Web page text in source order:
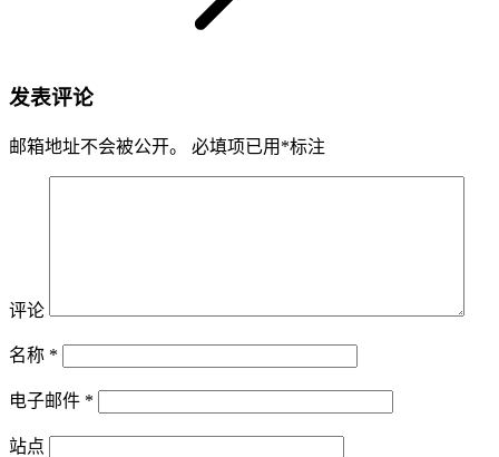
发表评论
邮箱地址不会被公开。 必填项已用 *标注
评论
名称 *
电子邮件 *
站点